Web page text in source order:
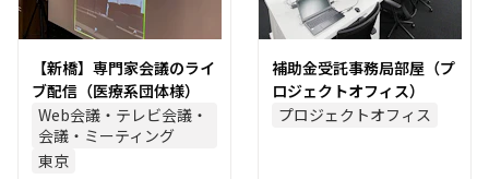
【新橋】専門家会議のライ
ブ配信（医療系団体様）
Web会議・テレビ会議・
会議・ミーティング
東京
補助金受託事務局部屋（プ
ロジェクトオフィス）
プロジェクトオフィス